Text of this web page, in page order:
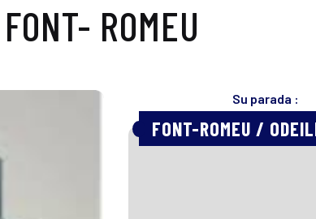
ROMEU
Su parada :
FONT-ROMEU /